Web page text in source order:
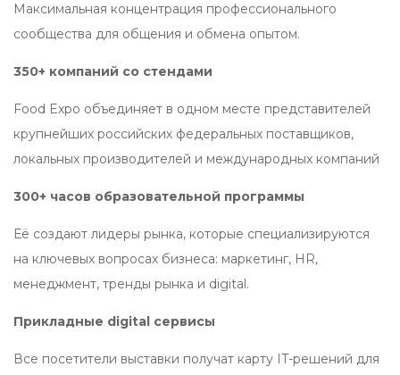
Максимальная концентрация профессионального
сообщества для общения и обмена опытом.
350+ компаний со стендами
Food Expo объединяет в одном месте представителей
крупнейших российских федеральных поставщиков,
локальных производителей и международных компаний
300+ часов образовательной программы
Еë создают лидеры рынка, которые специализируются
на ключевых вопросах бизнеса: маркетинг, HR,
менеджмент, тренды рынка и digital.
Прикладные digital сервисы
Все посетители выставки получат карту IT-решений для